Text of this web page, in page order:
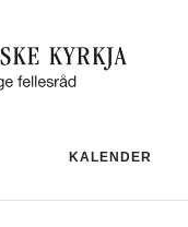
KALENDER